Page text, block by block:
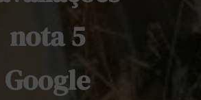
nota 5
Google